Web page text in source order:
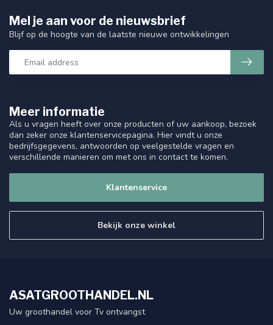
Meer informatie
Als u vragen heeft over onze producten of uw aankoop, bezoek
dan zeker onze klantenservicepagina. Hier vindt u onze
bedrijfsgegevens, antwoorden op veelgestelde vragen en
verschillende manieren om met ons in contact te komen.
Klantenservice
Bekijk onze winkel
Mel je aan voor de nieuwsbrief
Blijf op de hoogte van de laatste nieuwe ontwikkelingen
ASATGROOTHANDEL.NL
Uw groothandel voor Tv ontvangst